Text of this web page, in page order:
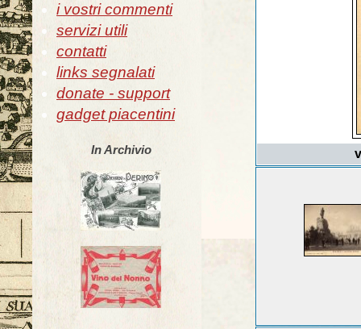
i vostri commenti
servizi utili
contatti
links segnalati
donate - support
gadget piacentini
In Archivio